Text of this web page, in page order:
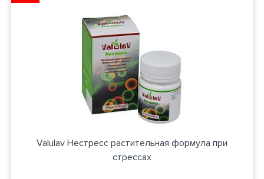
Valulav Нестресс растительная формула при
стрессах